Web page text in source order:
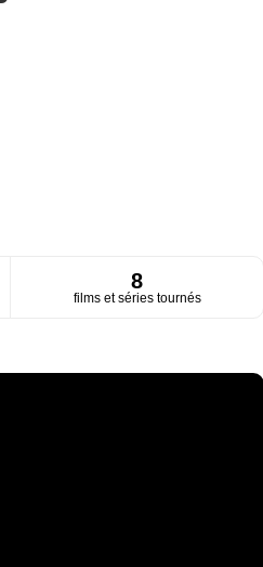
8
films et séries tournés